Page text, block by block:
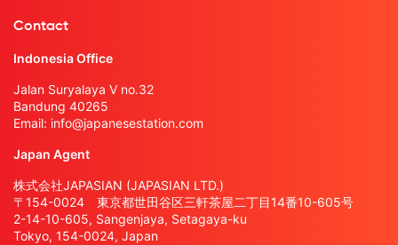
Contact
Indonesia Office
Jalan Suryalaya V no.32
Bandung 40265
Email: info@japanesestation.com
Japan Agent
株式会社JAPASIAN (JAPASIAN LTD.)
〒154-0024 東京都世田谷区三軒茶屋二丁目14番10-605号
2-14-10-605, Sangenjaya, Setagaya-ku
Tokyo, 154-0024, Japan